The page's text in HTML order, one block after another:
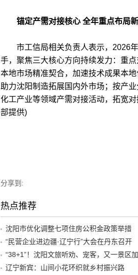
锚定产需对接核心 全年重点布局
市工信局相关负责人表示，2026年
手，聚焦三大核心方向持续发力：重
本地市场精准契合，加速技术成果本
助力沈阳制造拓展国内外市场；按产
化工产业等领域产需对接活动，拓宽
部提供)
分享到:
热点推荐
沈阳市优化调整七项住房公积金政策举措
“民营企业进边疆·辽宁行”大会在丹东召开
辽宁新宾：山间小花环织就乡村振兴路